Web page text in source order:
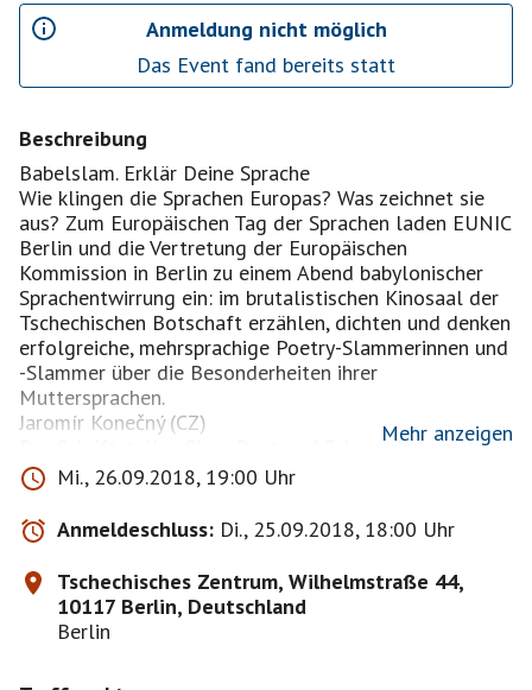
Anmeldung nicht möglich
Das Event fand bereits statt
Beschreibung
Babelslam. Erklär Deine Sprache
Wie klingen die Sprachen Europas? Was zeichnet sie
aus? Zum Europäischen Tag der Sprachen laden EUNIC
Berlin und die Vertretung der Europäischen
Kommission in Berlin zu einem Abend babylonischer
Sprachentwirrung ein: im brutalistischen Kinosaal der
Tschechischen Botschaft erzählen, dichten und denken
erfolgreiche, mehrsprachige Poetry-Slammerinnen und
-Slammer über die Besonderheiten ihrer
Muttersprachen.
Jaromír Konečný (CZ)
Der Schriftsteller, Slam Poet und Science Kabarettist
tritt seit 1992 auf deutschsprachigen Bühnen, aber
auch auf Bühnen in seiner alten Heimat Tschechien
auf. Schriftsteller und Bühnenliterat ist er geworden,
weil „man so die meisten Menschen belabern kann. In
der Kneipe hören dir nur fünf Leute zu“.
Jessy James LaFleur (BE)
In Aachen geboren, in Belgien aufgewachsen, hat Jessy
ihre Musik und Poesie bereits in über 15 Ländern und
Mehr anzeigen
Mi., 26.09.2018, 19:00 Uhr
Anmeldeschluss: Di., 25.09.2018, 18:00 Uhr
Tschechisches Zentrum, Wilhelmstraße 44,
10117 Berlin, Deutschland
Berlin